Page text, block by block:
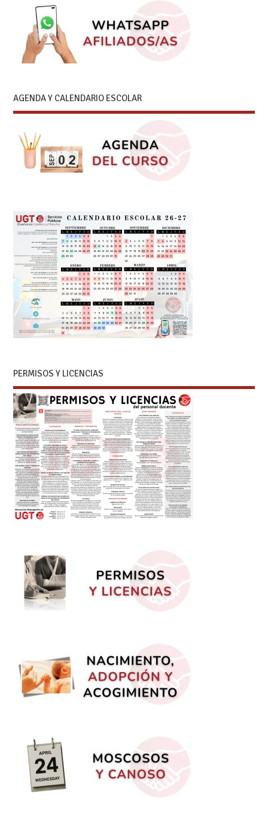
AGENDA Y CALENDARIO ESCOLAR
PERMISOS Y LICENCIAS